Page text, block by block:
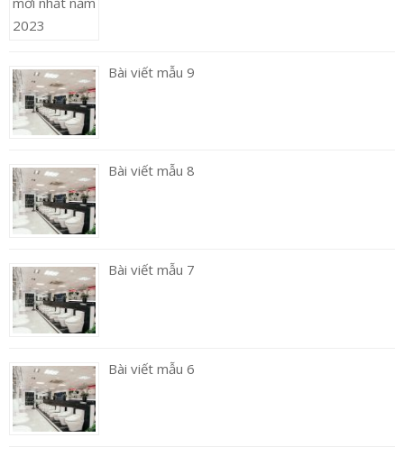
Bài viết mẫu 9
Bài viết mẫu 8
Bài viết mẫu 7
Bài viết mẫu 6